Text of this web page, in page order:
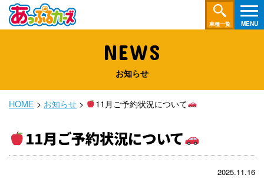
車種一覧
NEWS
お知らせ
HOME > お知らせ > 11月ご予約状況について
11月ご予約状況について
2025.11.16